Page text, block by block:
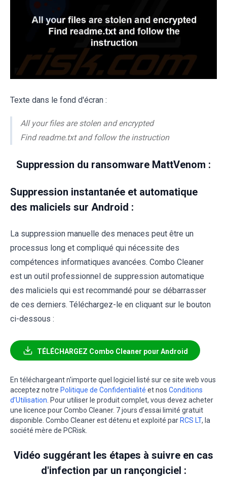
Texte dans le fond d'écran :
All your files are stolen and encrypted
Find readme.txt and follow the instruction
Suppression du ransomware MattVenom :
Suppression instantanée et automatique
des maliciels sur Android :
La suppression manuelle des menaces peut être un
processus long et compliqué qui nécessite des
compétences informatiques avancées. Combo Cleaner
est un outil professionnel de suppression automatique
des maliciels qui est recommandé pour se débarrasser
de ces derniers. Téléchargez-le en cliquant sur le bouton
ci-dessous :
TÉLÉCHARGEZ Combo Cleaner pour Android
En téléchargeant n'importe quel logiciel listé sur ce site web vous
acceptez notre Politique de Confidentialité et nos Conditions
d’Utilisation . Pour utiliser le produit complet, vous devez acheter
une licence pour Combo Cleaner. 7 jours d’essai limité gratuit
disponible. Combo Cleaner est détenu et exploité par RCS LT, la
société mère de PCRisk.
Vidéo suggérant les étapes à suivre en cas
d'infection par un rançongiciel :